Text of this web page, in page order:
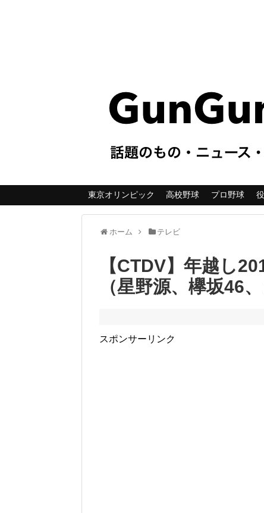
東京オリンピック 高校野球 プロ野球
ホーム テレビ
【CTDV】年越し
（星野源、欅坂46
スポンサーリンク